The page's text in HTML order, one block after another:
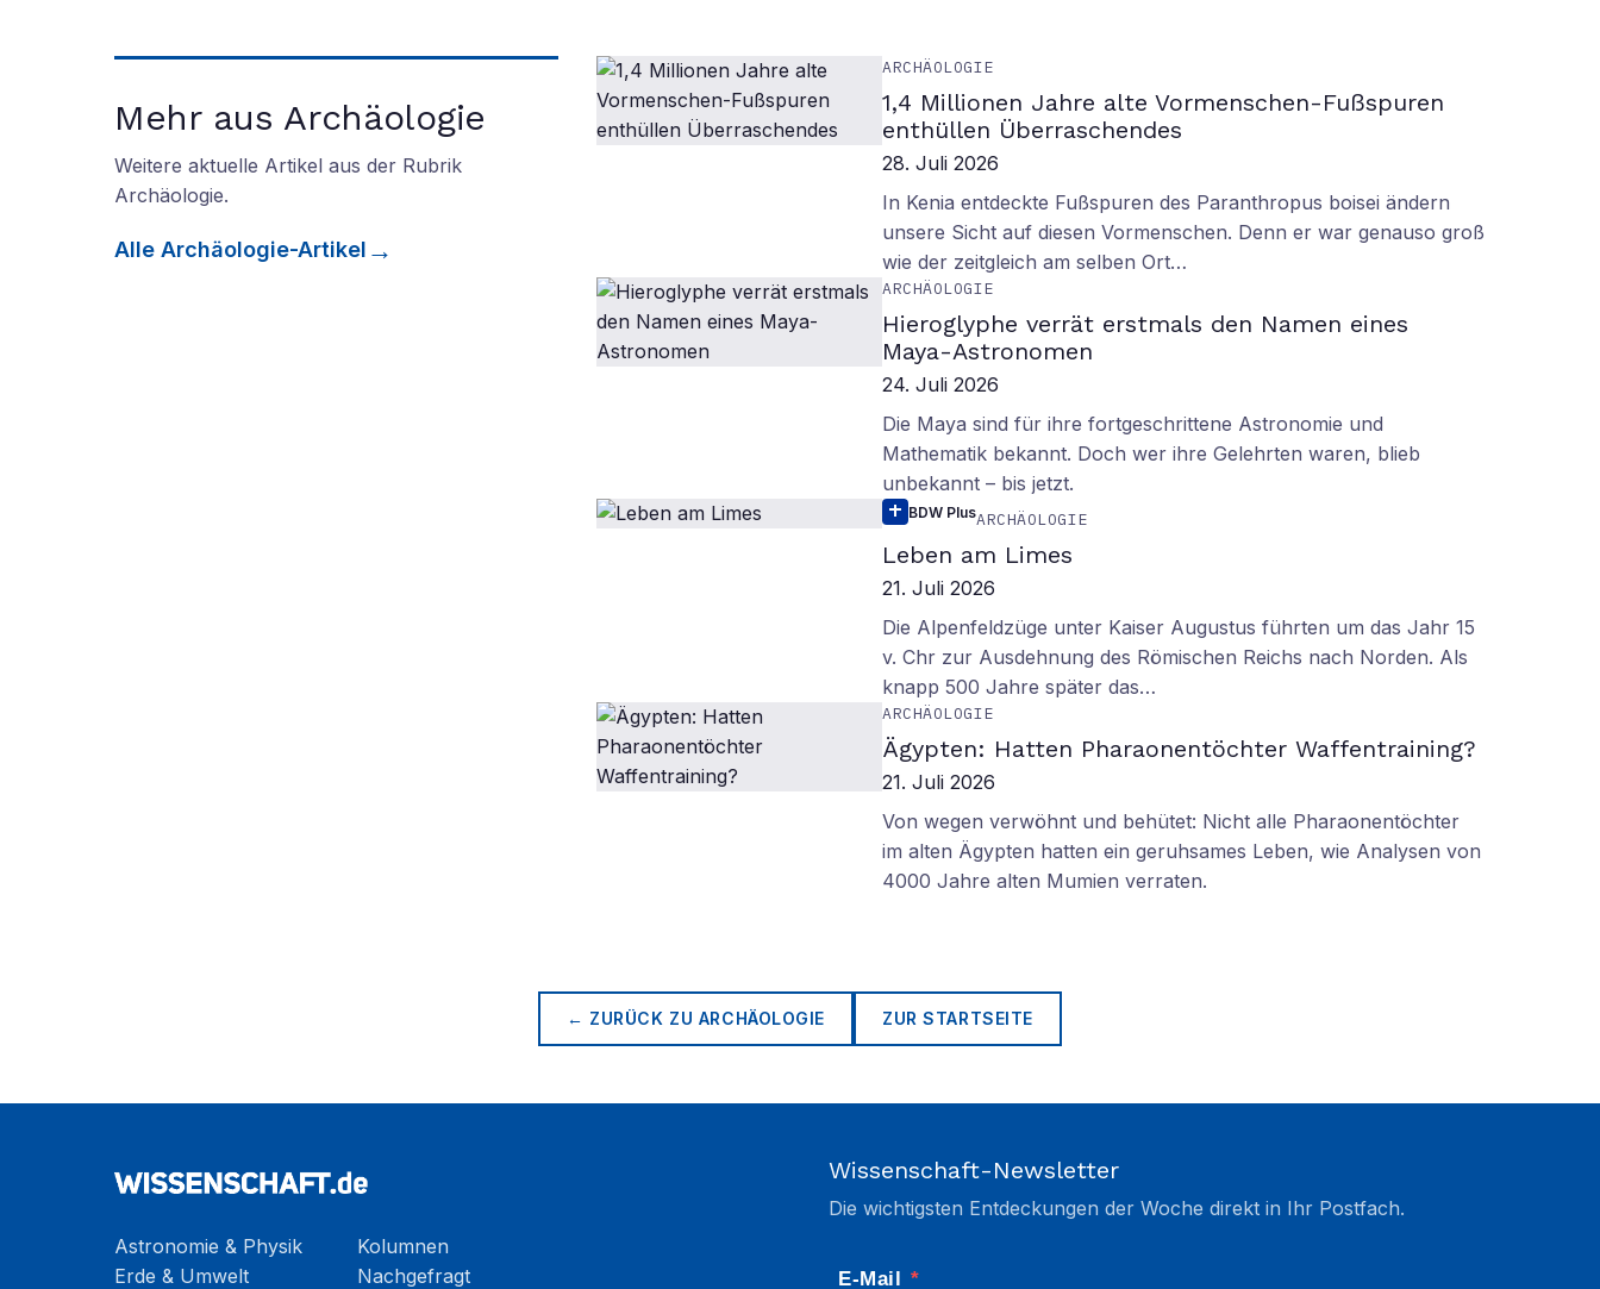
Mehr aus Archäologie
Weitere aktuelle Artikel aus der Rubrik
Archäologie.
Alle Archäologie-Artikel
ARCHÄOLOGIE
1,4 Millionen Jahre alte Vormenschen-Fußspuren
enthüllen Überraschendes
28. Juli 2026
In Kenia entdeckte Fußspuren des Paranthropus boisei ändern
unsere Sicht auf diesen Vormenschen. Denn er war genauso groß
wie der zeitgleich am selben Ort…
ARCHÄOLOGIE
Hieroglyphe verrät erstmals den Namen eines
Maya-Astronomen
24. Juli 2026
Die Maya sind für ihre fortgeschrittene Astronomie und
Mathematik bekannt. Doch wer ihre Gelehrten waren, blieb
unbekannt – bis jetzt.
BDW PlusARCHÄOLOGIE
Leben am Limes
21. Juli 2026
Die Alpenfeldzüge unter Kaiser Augustus führten um das Jahr 15
v. Chr zur Ausdehnung des Römischen Reichs nach Norden. Als
knapp 500 Jahre später das…
ARCHÄOLOGIE
Ägypten: Hatten Pharaonentöchter Waffentraining?
21. Juli 2026
Von wegen verwöhnt und behütet: Nicht alle Pharaonentöchter
im alten Ägypten hatten ein geruhsames Leben, wie Analysen von
4000 Jahre alten Mumien verraten.
← ZURÜCK ZU ARCHÄOLOGIE ZUR STARTSEITE
Astronomie & Physik
Erde & Umwelt
Kolumnen
Nachgefragt
Wissenschaft-Newsletter
Die wichtigsten Entdeckungen der Woche direkt in Ihr Postfach.